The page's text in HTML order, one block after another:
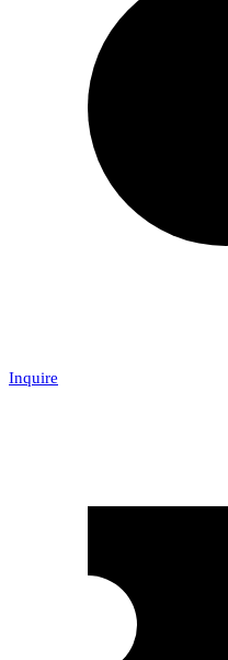
Inquire